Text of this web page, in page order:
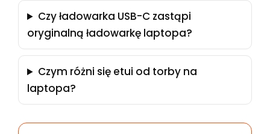
Czy ładowarka USB-C zastąpi
oryginalną ładowarkę laptopa?
Czym różni się etui od torby na
laptopa?